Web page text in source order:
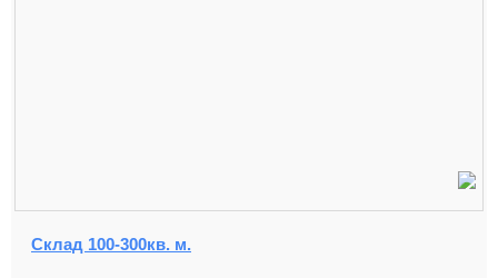
Склад 100-300кв. м.